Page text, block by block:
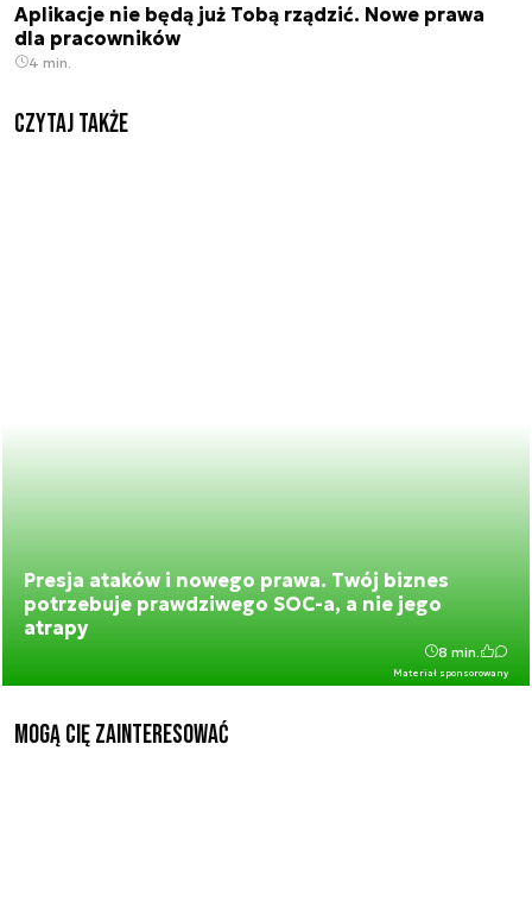
Aplikacje nie będą już Tobą rządzić. Nowe prawa
dla pracowników
4 min.
Czytaj także
Presja ataków i nowego prawa. Twój biznes
potrzebuje prawdziwego SOC-a, a nie jego
atrapy
Materiał sponsorowany
8 min.
Mogą Cię zainteresować